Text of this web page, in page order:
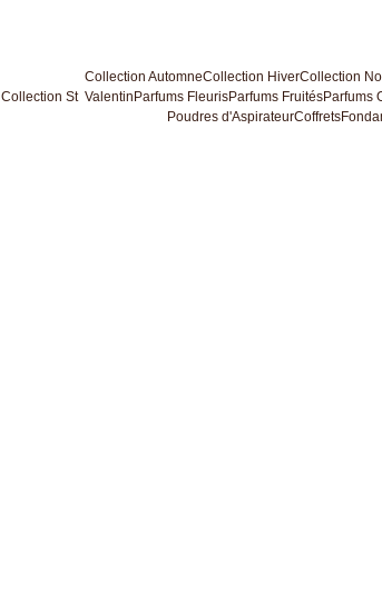
Collection AutomneCollection HiverCollection
Collection St  ValentinParfums FleurisParfums FruitésParfums
Poudres d'AspirateurCoffrets